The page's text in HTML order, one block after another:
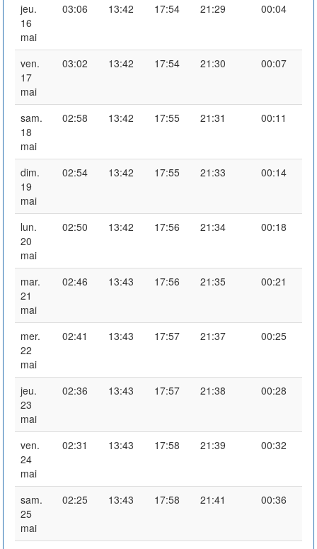
jeu.
16
mai
03:06 13:42 17:54 21:29 00:04
ven.
17
mai
03:02 13:42 17:54 21:30 00:07
sam.
18
mai
02:58 13:42 17:55 21:31 00:11
dim.
19
mai
02:54 13:42 17:55 21:33 00:14
lun.
20
mai
02:50 13:42 17:56 21:34 00:18
mar.
21
mai
02:46 13:43 17:56 21:35 00:21
mer.
22
mai
02:41 13:43 17:57 21:37 00:25
jeu.
23
mai
02:36 13:43 17:57 21:38 00:28
ven.
24
mai
02:31 13:43 17:58 21:39 00:32
sam.
25
mai
02:25 13:43 17:58 21:41 00:36